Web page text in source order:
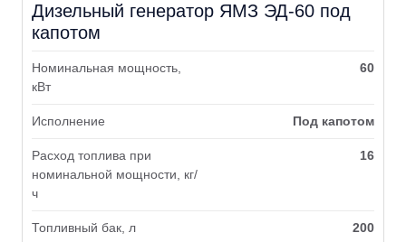
Дизельный генератор ЯМЗ ЭД-60 под
капотом
Номинальная мощность,
кВт
60
Исполнение Под капотом
Расход топлива при
номинальной мощности, кг/
ч
16
Топливный бак, л 200